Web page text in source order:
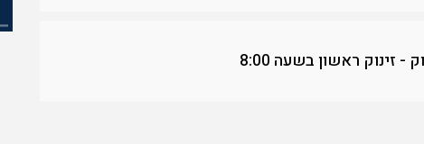
זינוק ראשון בשעה 8:00